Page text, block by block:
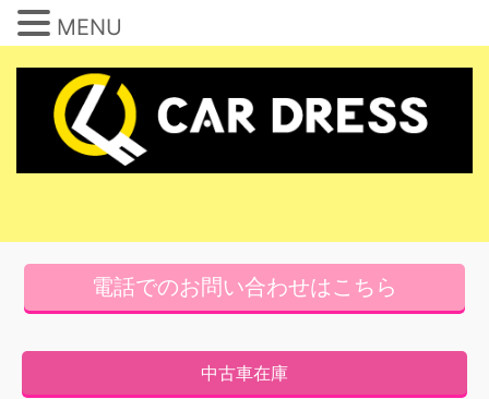
電話でのお問い合わせはこちら
中古車在庫
MENU